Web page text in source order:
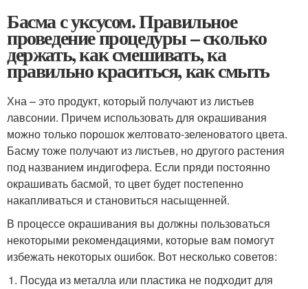
Басма с уксусом. Правильное
проведение процедуры – сколько
держать, как смешивать, ка
правильно краситься, как смыть
Хна – это продукт, который получают из листьев
лавсонии. Причем использовать для окрашивания
можно только порошок желтовато-зеленоватого цвета.
Басму тоже получают из листьев, но другого растения
под названием индигофера. Если пряди постоянно
окрашивать басмой, то цвет будет постепенно
накапливаться и становиться насыщенней.
В процессе окрашивания вы должны пользоваться
некоторыми рекомендациями, которые вам помогут
избежать некоторых ошибок. Вот несколько советов:
Посуда из металла или пластика не подходит для